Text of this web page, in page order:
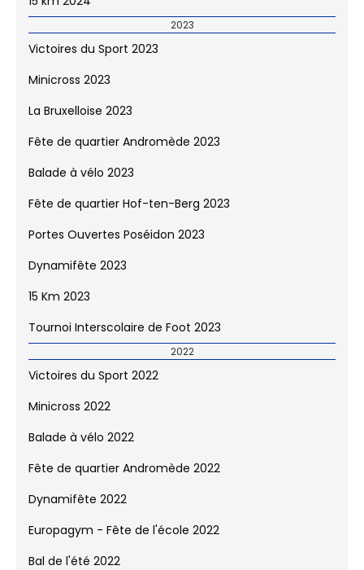
2023
Victoires du Sport 2023
Minicross 2023
La Bruxelloise 2023
Fête de quartier Andromède 2023
Balade à vélo 2023
Fête de quartier Hof-ten-Berg 2023
Portes Ouvertes Poséidon 2023
Dynamifête 2023
15 Km 2023
Tournoi Interscolaire de Foot 2023
2022
Victoires du Sport 2022
Minicross 2022
Balade à vélo 2022
Fête de quartier Andromède 2022
Dynamifête 2022
Europagym - Fête de l'école 2022
Bal de l'été 2022